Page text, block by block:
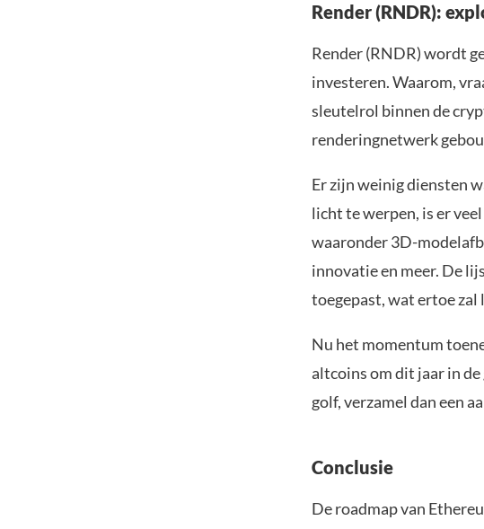
Render (RNDR):
Render (RNDR) wordt
investeren. Waarom,
sleutelrol binnen de
renderingnetwerk
Er zijn weinig diensten
licht te werpen, is er
waaronder 3D-
innovatie en meer. De
toegepast, wat ertoe zal
Nu het momentum
altcoins om dit jaar in
golf, verzamel dan een
Conclusie
De roadmap van